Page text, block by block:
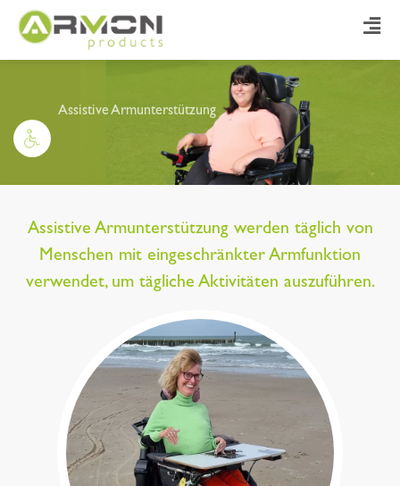
Assistive Armunterstützung
Assistive Armunterstützungwerden täglich von
Menschen mit eingeschränkter Armfunktion
verwendet, um tägliche Aktivitäten auszuführen.